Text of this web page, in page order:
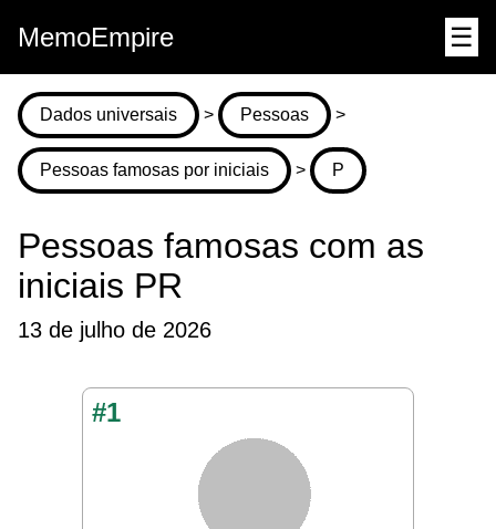
MemoEmpire ☰
Dados universais > Pessoas >
Pessoas famosas por iniciais > P
Pessoas famosas com as
iniciais PR
13 de julho de 2026
#1